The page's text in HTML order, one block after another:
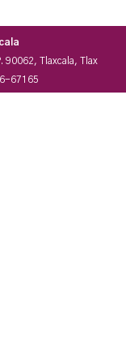
90062, Tlaxcala, Tlax
67165